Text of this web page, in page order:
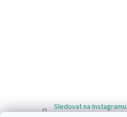
Sledovat na Instagramu